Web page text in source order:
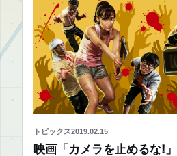
トピックス2019.02.15
映画「カメラを止めるな!